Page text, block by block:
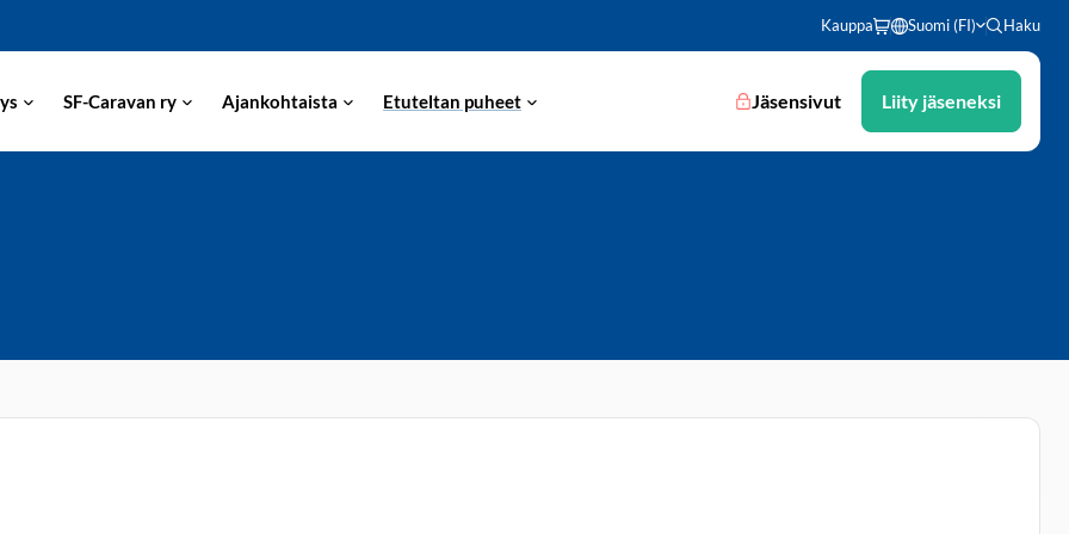
Kauppa Suomi (FI) Haku
SF-Caravan ry Ajankohtaista Etuteltan puheet Jäsensivut Liity jäseneksi